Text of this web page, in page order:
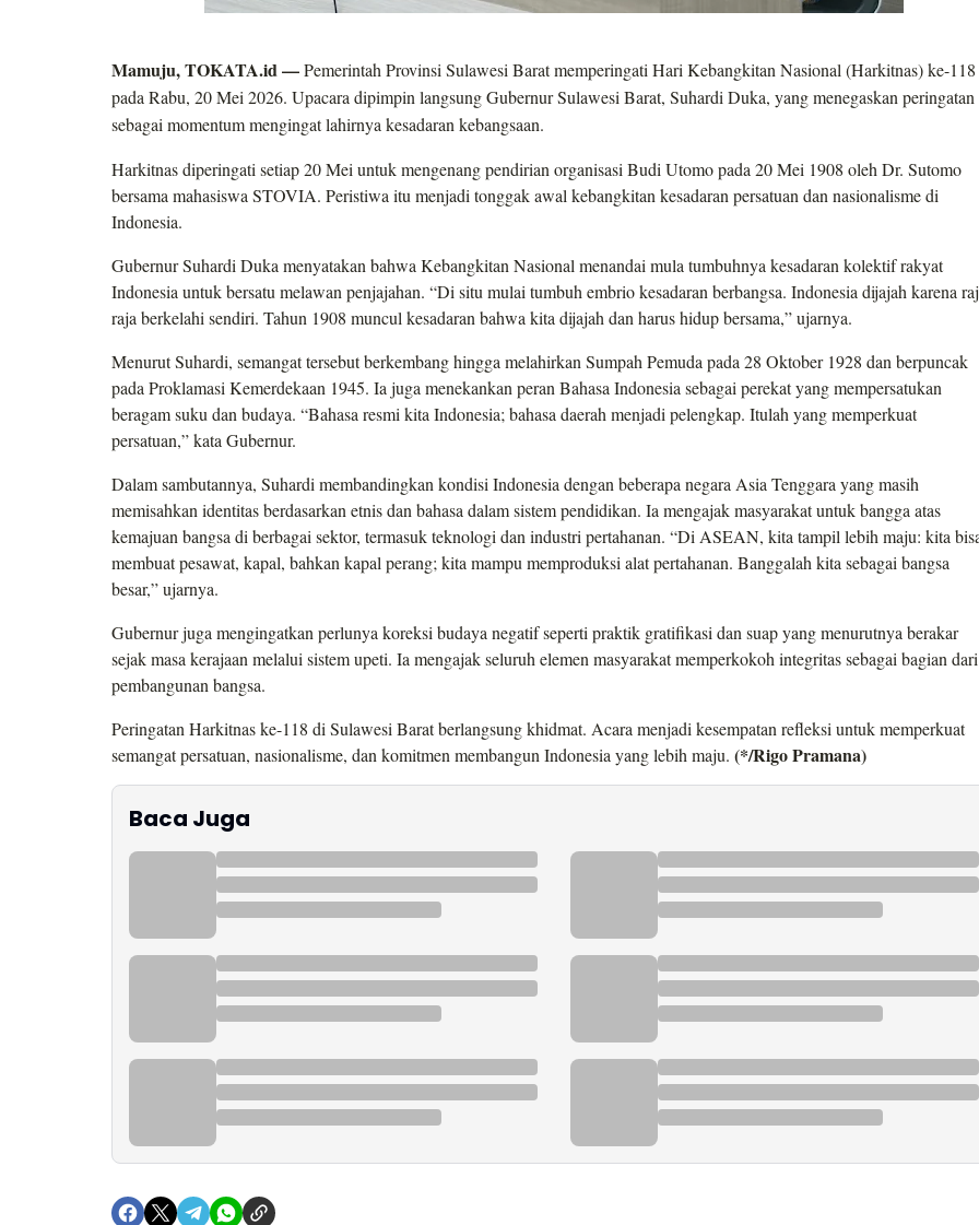
Mamuju, TOKATA.id —Pemerintah Provinsi Sulawesi Barat memperingati Hari Kebangkitan Nasional (Harkitnas) ke-118
pada Rabu, 20 Mei 2026. Upacara dipimpin langsung Gubernur Sulawesi Barat, Suhardi Duka, yang menegaskan
sebagai momentum mengingat lahirnya kesadaran kebangsaan.
Harkitnas diperingati setiap 20 Mei untuk mengenang pendirian organisasi Budi Utomo pada 20 Mei 1908 oleh Dr. Sutomo
bersama mahasiswa STOVIA. Peristiwa itu menjadi tonggak awal kebangkitan kesadaran persatuan dan nasionalisme di
Indonesia.
Gubernur Suhardi Duka menyatakan bahwa Kebangkitan Nasional menandai mula tumbuhnya kesadaran kolektif rakyat
Indonesia untuk bersatu melawan penjajahan. “Di situ mulai tumbuh embrio kesadaran berbangsa. Indonesia dijajah karena
raja berkelahi sendiri. Tahun 1908 muncul kesadaran bahwa kita dijajah dan harus hidup bersama,” ujarnya.
Menurut Suhardi, semangat tersebut berkembang hingga melahirkan Sumpah Pemuda pada 28 Oktober 1928 dan berpuncak
pada Proklamasi Kemerdekaan 1945. Ia juga menekankan peran Bahasa Indonesia sebagai perekat yang mempersatukan
beragam suku dan budaya. “Bahasa resmi kita Indonesia; bahasa daerah menjadi pelengkap. Itulah yang memperkuat
persatuan,” kata Gubernur.
Dalam sambutannya, Suhardi membandingkan kondisi Indonesia dengan beberapa negara Asia Tenggara yang masih
memisahkan identitas berdasarkan etnis dan bahasa dalam sistem pendidikan. Ia mengajak masyarakat untuk bangga atas
kemajuan bangsa di berbagai sektor, termasuk teknologi dan industri pertahanan. “Di ASEAN, kita tampil lebih maju: kita
membuat pesawat, kapal, bahkan kapal perang; kita mampu memproduksi alat pertahanan. Banggalah kita sebagai bangsa
besar,” ujarnya.
Gubernur juga mengingatkan perlunya koreksi budaya negatif seperti praktik gratifikasi dan suap yang menurutnya berakar
sejak masa kerajaan melalui sistem upeti. Ia mengajak seluruh elemen masyarakat memperkokoh integritas sebagai bagian dari
pembangunan bangsa.
Peringatan Harkitnas ke-118 di Sulawesi Barat berlangsung khidmat. Acara menjadi kesempatan refleksi untuk memperkuat
semangat persatuan, nasionalisme, dan komitmen membangun Indonesia yang lebih maju. (*/Rigo Pramana)
Baca Juga